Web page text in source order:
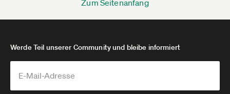
Zum Seitenanfang
Werde Teil unserer Community und bleibe informiert